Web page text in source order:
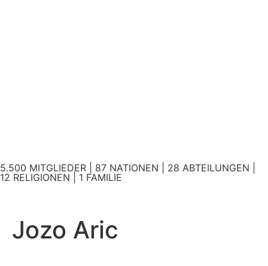
5.500 MITGLIEDER | 87 NATIONEN | 28 ABTEILUNGEN |
12 RELIGIONEN | 1 FAMILIE
Jozo Aric